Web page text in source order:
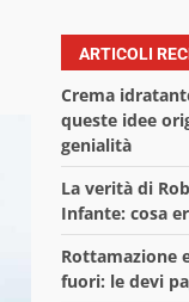
ARTICOLI
Crema
queste idee
genialità
La verità di
Infante: cosa
Rottamazione
fuori: le devi